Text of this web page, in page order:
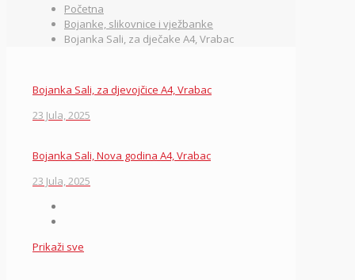
Početna
Bojanke, slikovnice i vježbanke
Bojanka Sali, za dječake A4, Vrabac
Bojanka Sali, za djevojčice A4, Vrabac
23 Jula, 2025
Bojanka Sali, Nova godina A4, Vrabac
23 Jula, 2025
Prikaži sve